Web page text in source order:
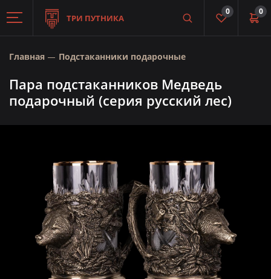
ТРИ ПУТНИКА
0
0
Главная Подстаканники подарочные
Пара подстаканников Медведь
подарочный (серия русский лес)